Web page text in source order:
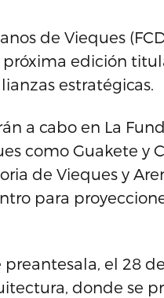
de Vieques
edición
estratégicas.
a cabo en La
como Guakete y
de Vieques y
para
el 28
donde se